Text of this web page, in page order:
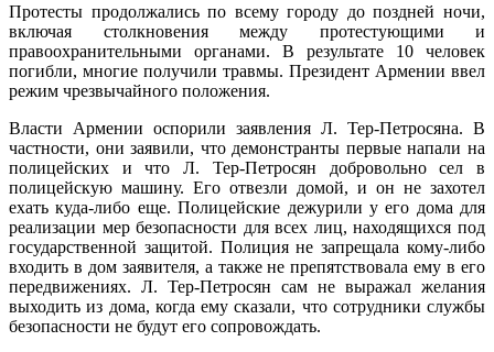
Протесты продолжались по всему городу до поздней ночи,
включая столкновения между протестующими и
правоохранительными органами. В результате 10 человек
погибли, многие получили травмы. Президент Армении ввел
режим чрезвычайного положения.
Власти Армении оспорили заявления Л. Тер-Петросяна. В
частности, они заявили, что демонстранты первые напали на
полицейских и что Л. Тер-Петросян добровольно сел в
полицейскую машину. Его отвезли домой, и он не захотел
ехать куда-либо еще. Полицейские дежурили у его дома для
реализации мер безопасности для всех лиц, находящихся под
государственной защитой. Полиция не запрещала кому-либо
входить в дом заявителя, а также не препятствовала ему в его
передвижениях. Л. Тер-Петросян сам не выражал желания
выходить из дома, когда ему сказали, что сотрудники службы
безопасности не будут его сопровождать.